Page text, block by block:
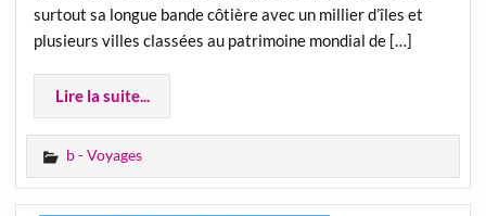
surtout sa longue bande côtière avec un millier d’îles et
plusieurs villes classées au patrimoine mondial de […]
Lire la suite...
b - Voyages